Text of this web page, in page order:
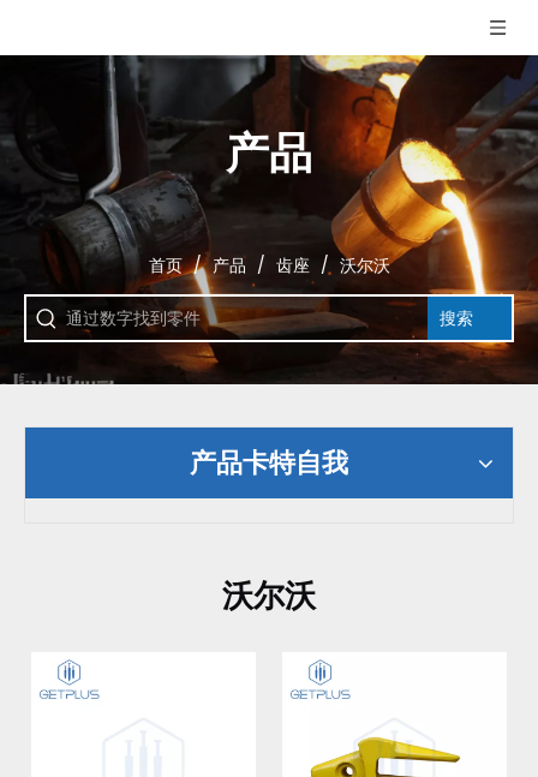
产品
首页 / 产品 / 齿座 / 沃尔沃
搜索
产品卡特自我
沃尔沃